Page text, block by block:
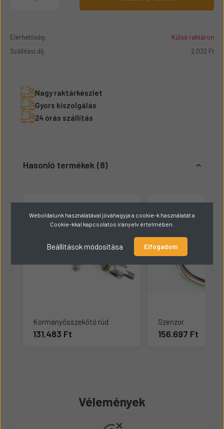
Elérhetőség:
Külső raktáron
Szállítási díj:
2.032 Ft
Nagy raktárkészlet
Gyors kiszolgálás
24 órás szállítás
Hasonló termékek 8
Kormányösszekötő rúd
131.483 Ft
Szenzor
156.697 Ft
Vélemények
Weboldalunk használatával jóváhagyja a cookie-k használatát a
Cookie-kkal kapcsolatos irányelv értelmében.
Beállítások módosítása Elfogadom